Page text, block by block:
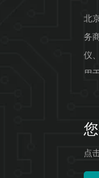
北
务
仪
用
点